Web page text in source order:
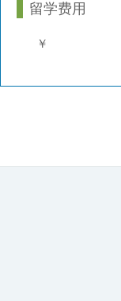
留学费用
￥